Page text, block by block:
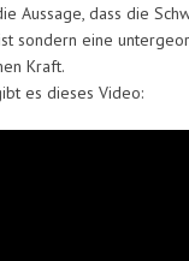
Aussage, dass die
sondern eine
Kraft.
es dieses Video: